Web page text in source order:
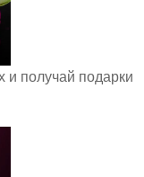
и получай подарки